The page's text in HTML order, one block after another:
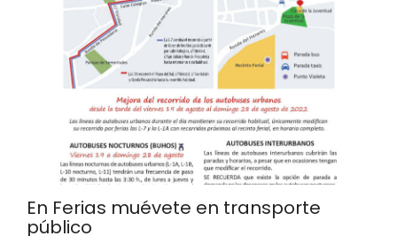
En Ferias muévete en transporte
público